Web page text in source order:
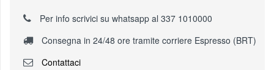
Per info scrivici su whatsapp al 337 1010000
Consegna in 24/48 ore tramite corriere Espresso (BRT)
Contattaci